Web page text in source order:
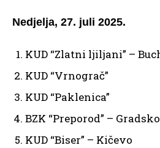
Nedjelja, 27. juli 2025.
KUD “Zlatni ljiljani” –
KUD “Vrnograč”
KUD “Paklenica”
BZK “Preporod” –
KUD “Biser” – Kičevo